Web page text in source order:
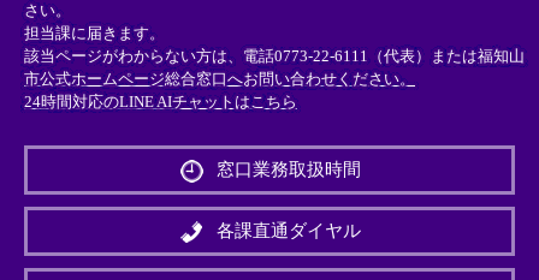
さい。
担当課に届きます。
該当ページがわからない方は、電話0773-22-6111（代表）または福知山
市公式ホームページ総合窓口へお問い合わせください。
24時間対応のLINE AIチャットはこちら
外
リ
ン
＞
窓口業務取扱時間
各課直通ダイヤル